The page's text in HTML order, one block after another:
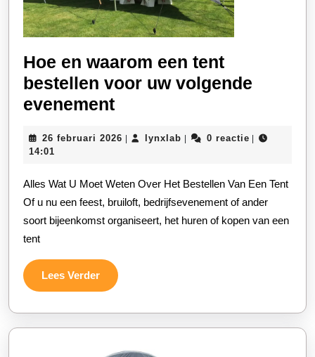
Hoe en waarom een tent
bestellen voor uw volgende
evenementHoe
waarom
tent
bestellen
voor
volgende
evenement
26 februari 2026 26
| lynxlab lynxlab
| 0 reactie |
14:01
Alles Wat U Moet Weten Over Het Bestellen Van Een Tent
Of u nu een feest, bruiloft, bedrijfsevenement of ander
soort bijeenkomst organiseert, het huren of kopen van een
tent
Lees VerderLees
Verder